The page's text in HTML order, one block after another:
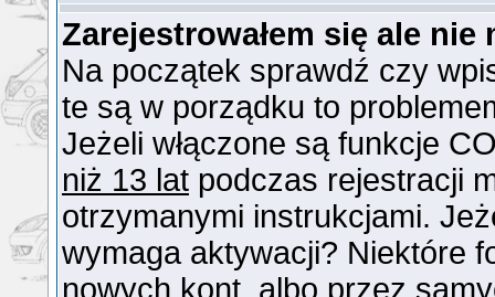
Zarejestrowałem się ale
Na początek sprawdź czy
te są w porządku to
Jeżeli włączone są funkcje
niż 13 lat podczas rejestracji
otrzymanymi instrukcjami.
wymaga aktywacji? Niektóre
nowych kont, albo przez